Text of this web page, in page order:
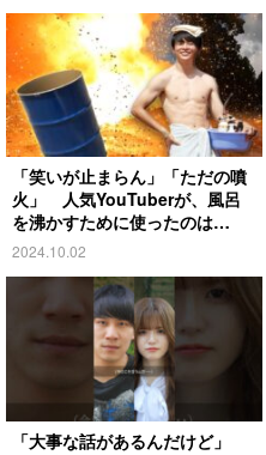
「笑いが止まらん」「ただの噴
火」 人気YouTuberが、風呂
を沸かすために使ったのは…
2024.10.02
「大事な話があるんだけど」